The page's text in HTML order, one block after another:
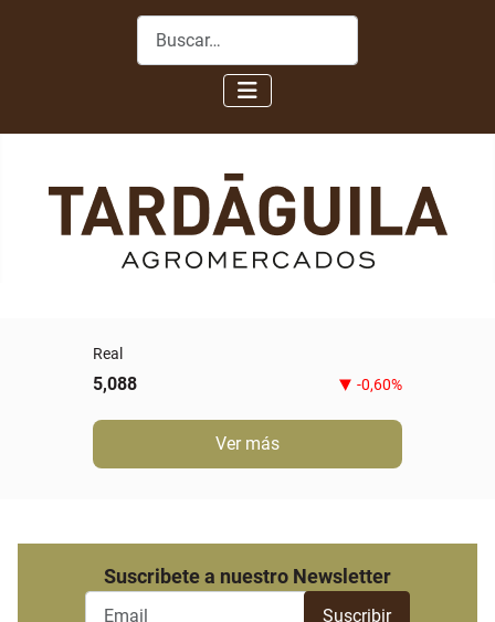
Buscar
Real
5,088 -0,60%
Ver más
Suscribete a nuestro Newsletter